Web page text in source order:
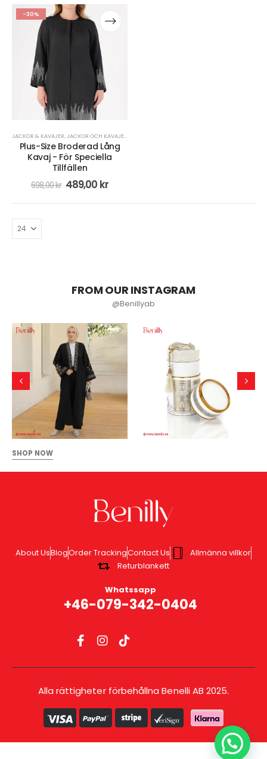
-30%
JACKOR & KAVAJER,JACKOR OCH KAVAJER
Plus-Size Broderad Lång
Kavaj - För Speciella
Tillfällen
698,00kr 489,00 kr
FROM OUR INSTAGRAM
@Benillyab
SHOP NOW
About UsBlogOrder TrackingContact Us
Allmänna villkor
Returblankett
Whatssapp
+46-079-342-0404
Alla rättigheter förbehållna Benelli AB 2025.